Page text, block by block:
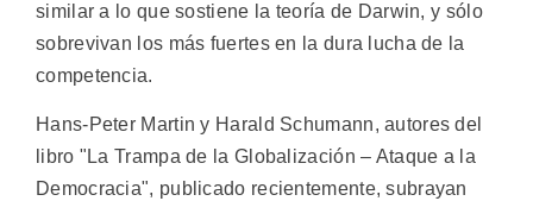
similar a lo que sostiene la teoría de Darwin, y sólo
sobrevivan los más fuertes en la dura lucha de la
competencia.
Hans-Peter Martin y Harald Schumann, autores del
libro "La Trampa de la Globalización – Ataque a la
Democracia", publicado recientemente, subrayan